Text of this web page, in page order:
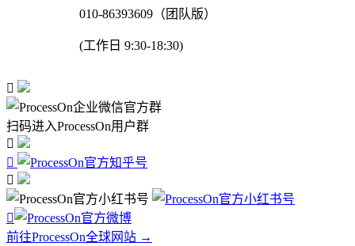
010-86393609（团队版）
(工作日 9:30-18:30)

扫码进入ProcessOn用户群




前往ProcessOn全球网站 →